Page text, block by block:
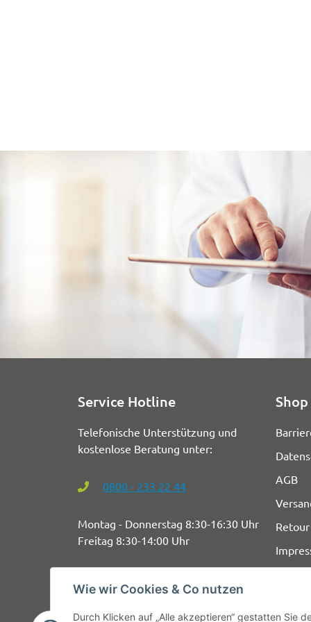
Wie wir Cookies & Co nutzen
Durch Klicken auf „Alle akzeptieren“ gestatten Sie
Service Hotline
Telefonische Unterstützung und
kostenlose Beratung unter:
0800 - 233 22 44
Montag - Donnerstag 8:30-16:30 Uhr
Freitag 8:30-14:00 Uhr
AGB
Retour